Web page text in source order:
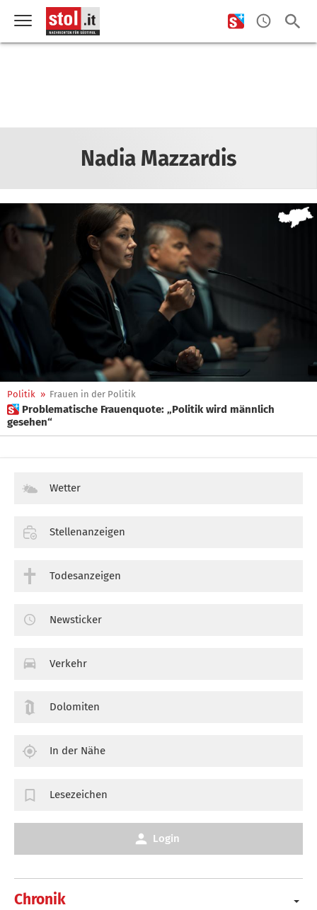
Nadia Mazzardis
Politik » Frauen in der Politik
 Problematische Frauenquote: „Politik wird männlich
gesehen“
Chronik
Wetter
Stellenanzeigen
Todesanzeigen
Newsticker
Verkehr
Dolomiten
In der Nähe
Lesezeichen
Login